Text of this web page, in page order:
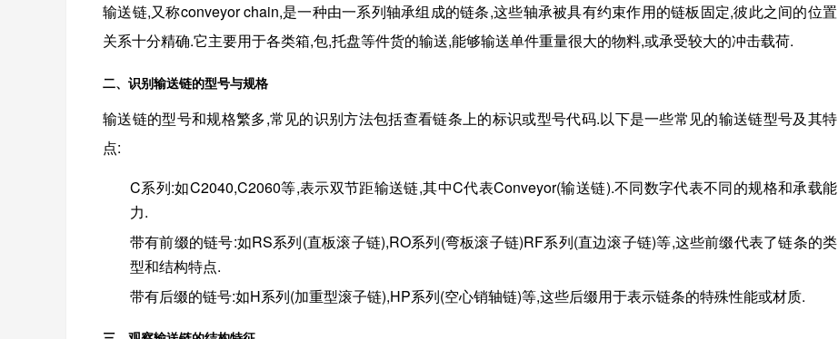
输送链,又称conveyor chain,是一种由一系列轴承组成的链条,这些轴承被具有约束作用的链板固定,彼此之间的位置
关系十分精确.它主要用于各类箱,包,托盘等件货的输送,能够输送单件重量很大的物料,或承受较大的冲击载荷.
二、识别输送链的型号与规格
输送链的型号和规格繁多,常见的识别方法包括查看链条上的标识或型号代码.以下是一些常见的输送链型号及其特
点:
C系列:如C2040,C2060等,表示双节距输送链,其中C代表Conveyor(输送链).不同数字代表不同的规格和承载能
力.
带有前缀的链号:如RS系列(直板滚子链),RO系列(弯板滚子链)RF系列(直边滚子链)等,这些前缀代表了链条的类
型和结构特点.
带有后缀的链号:如H系列(加重型滚子链),HP系列(空心销轴链)等,这些后缀用于表示链条的特殊性能或材质.